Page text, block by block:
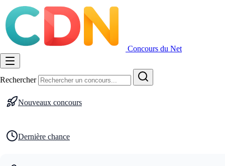
Concours du Net
Rechercher
Nouveaux concours
Dernière chance